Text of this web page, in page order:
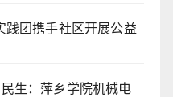
践团携手社区开展公益
生：萍乡学院机械电